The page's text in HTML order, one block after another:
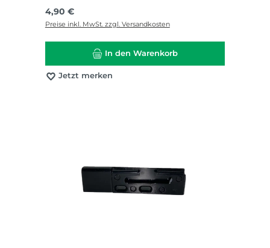
Regulärer Preis:
4,90 €
Preise inkl. MwSt. zzgl. Versandkosten
In den Warenkorb
Jetzt merken